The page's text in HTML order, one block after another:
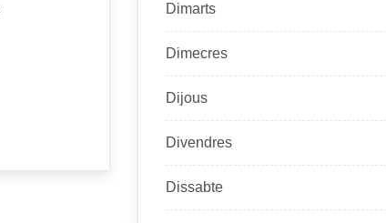
Dimarts
Dimecres
Dijous
Divendres
Dissabte